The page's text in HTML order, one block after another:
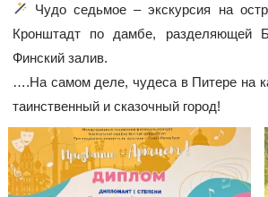
Чудо седьмое – экскурсия на
Кронштадт по дамбе, разделяющей
Финский залив.
….На самом деле, чудеса в Питере на
таинственный и сказочный город!